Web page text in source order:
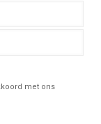
met ons